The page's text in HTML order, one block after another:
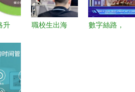
前
服務的七大
特征與趨勢
升
業
化
的
職校生出海
數字絲路，